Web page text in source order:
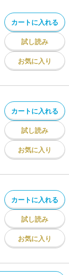
カートに入れる
試し読み
お気に入り
カートに入れる
試し読み
お気に入り
カートに入れる
試し読み
お気に入り